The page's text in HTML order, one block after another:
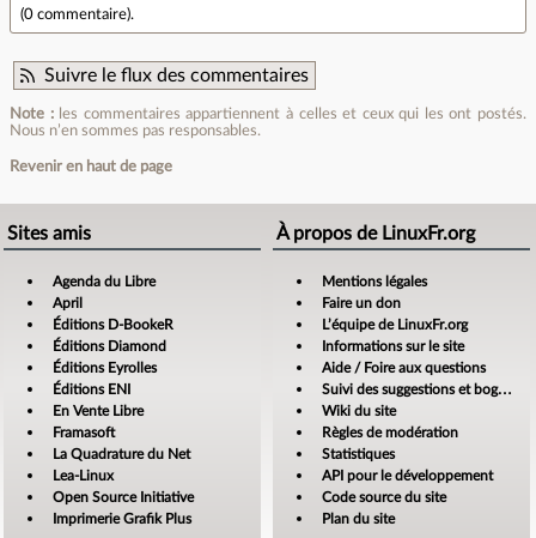
(0 commentaire).
Suivre le flux des commentaires
Note :les commentaires appartiennent à celles et ceux qui les ont postés.
Nous n’en sommes pas responsables.
Revenir en haut de page
Sites amis
Agenda du Libre
April
Éditions D-BookeR
Éditions Diamond
Éditions Eyrolles
Éditions ENI
En Vente Libre
Framasoft
La Quadrature du Net
Lea-Linux
Open Source Initiative
Imprimerie Grafik Plus
À propos de LinuxFr.org
Mentions légales
Faire un don
L’équipe de LinuxFr.org
Informations sur le site
Aide / Foire aux questions
Suivi des suggestions et bogues
Wiki du site
Règles de modération
Statistiques
API pour le développement
Code source du site
Plan du site